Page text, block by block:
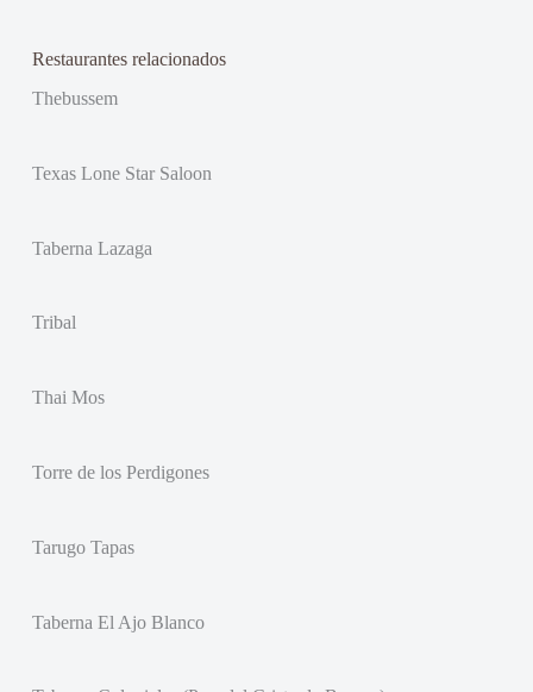
Restaurantes relacionados
Thebussem
Texas Lone Star Saloon
Taberna Lazaga
Tribal
Thai Mos
Torre de los Perdigones
Tarugo Tapas
Taberna El Ajo Blanco